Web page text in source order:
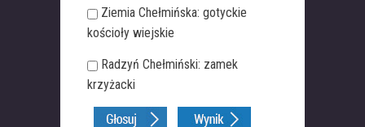
Ziemia Chełmińska: gotyckie
kościoły wiejskie
Radzyń Chełmiński: zamek
krzyżacki